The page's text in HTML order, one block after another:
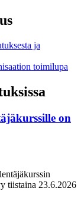
ja
toimilupa
on
tiistaina 23.6.2026